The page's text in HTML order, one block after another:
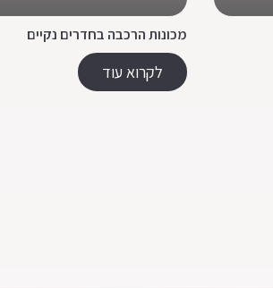
מכונות הרכבה בחדרים נקיים
לקרוא עוד